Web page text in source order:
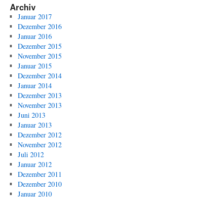
Archiv
Januar 2017
Dezember 2016
Januar 2016
Dezember 2015
November 2015
Januar 2015
Dezember 2014
Januar 2014
Dezember 2013
November 2013
Juni 2013
Januar 2013
Dezember 2012
November 2012
Juli 2012
Januar 2012
Dezember 2011
Dezember 2010
Januar 2010